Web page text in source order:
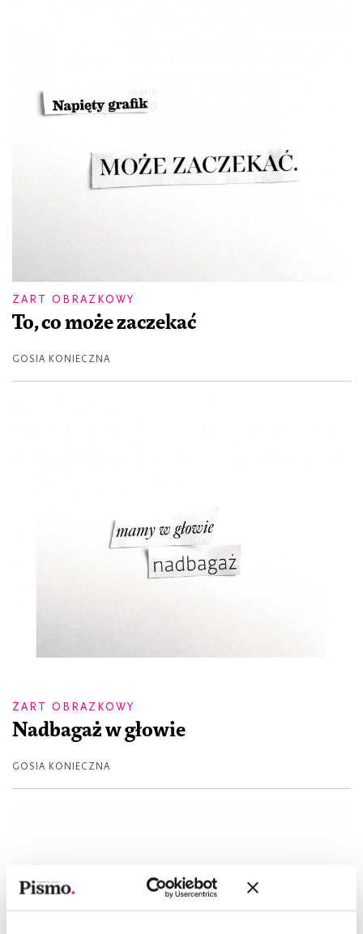
ŻART OBRAZKOWY
To, co może zaczekać
GOSIA KONIECZNA
ŻART OBRAZKOWY
Nadbagaż w głowie
GOSIA KONIECZNA